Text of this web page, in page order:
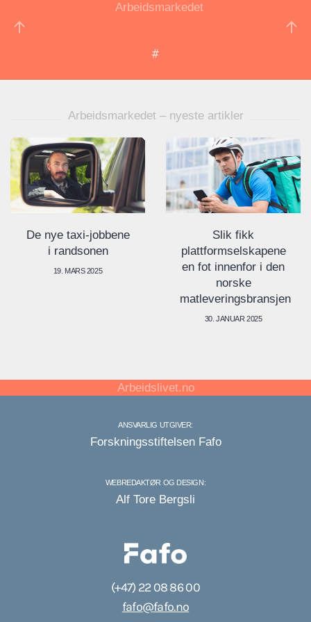
Arbeidsmarkedet
Arbeidsmarkedet – nyeste artikler
De nye taxi-jobbene
i randsonen
19. MARS 2025
Slik fikk
plattformselskapene
en fot innenfor i den
norske
matleveringsbransjen
30. JANUAR 2025
Arbeidslivet.no
(+47) 22 08 86 00
fafo@fafo.no
ANSVARLIG UTGIVER:
Forskningsstiftelsen Fafo
WEBREDAKTØR OG DESIGN:
Alf Tore Bergsli